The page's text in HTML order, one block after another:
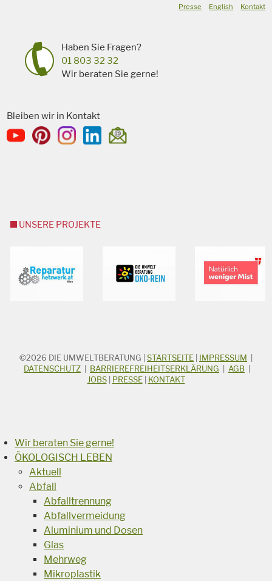
Presse English Kontakt
Haben Sie Fragen?
01 803 32 32
Wir beraten Sie gerne!
Bleiben wir in Kontakt
UNSERE PROJEKTE
STICHWORTSUCHE
Suchbegriff
©2026 DIE UMWELTBERATUNG STARTSEITE IMPRESSUM
DATENSCHUTZ
BARRIEREFREIHEITSERKLÄRUNG AGB
JOBS| PRESSE| KONTAKT
Wir beraten Sie gerne!
ÖKOLOGISCH LEBEN
Aktuell
Abfall
Abfalltrennung
Abfallvermeidung
Aluminium und Dosen
Glas
Mehrweg
Mikroplastik